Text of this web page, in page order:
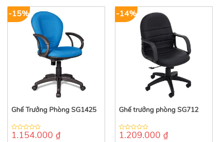
-15%
Ghế Trưởng Phòng SG1425
01.154.000 ₫
-14%
Ghế trưởng phòng SG712
01.209.000 ₫